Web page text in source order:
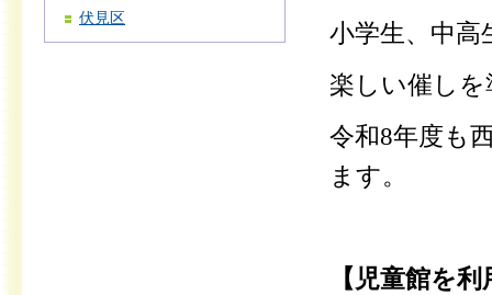
伏見区
小学生、中
楽しい催し
令和8年度も
ます。
【児童館を